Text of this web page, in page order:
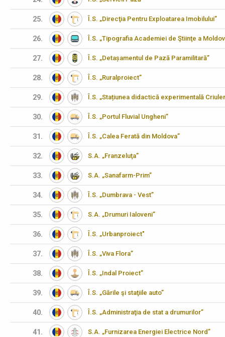
25. Î.S. „Direcţia Pentru Exploatarea Imobilului”
26. Î.S. „Tipografia Academiei de Ştiinţe a
27. Î.S. „Detașamentul de Pază Paramilitară”
28. Î.S. „Ruralproiect”
29. Î.S. „Stațiunea didactică experimentală
30. Î.S. „Portul Fluvial Ungheni”
31. Î.S. „Calea Ferată din Moldova”
32. S.A. „Franzeluţa”
33. S.A. „Sanafarm-Prim”
34. Î.S. „Dumbrava - Vest”
35. S.A. „Drumuri Ialoveni”
36. Î.S. „Urbanproiect"
37. Î.S. „Viva Flora”
38. Î.S. „Indal Proiect”
39. Î.S. „Gările şi staţiile auto”
40. Î.S. „Administraţia de stat a drumurilor”
41. S.A. „Furnizarea Energiei Electrice Nord”